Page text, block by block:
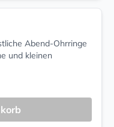
Abend-Ohrringe
und kleinen